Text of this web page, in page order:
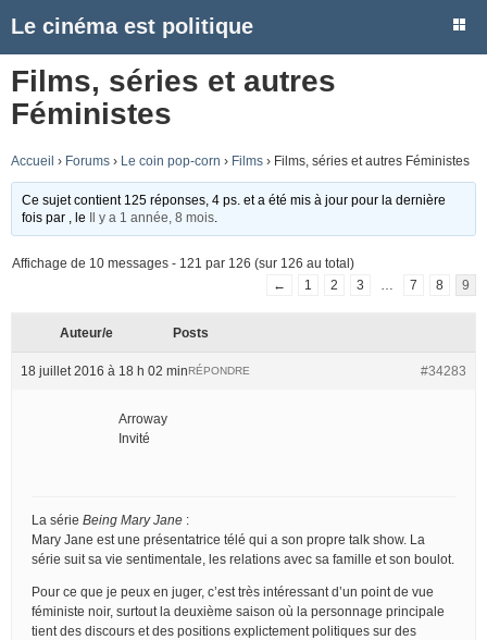
Le cinéma est politique
Films, séries et autres
Féministes
Accueil › Forums › Le coin pop-corn › Films › Films, séries et autres Féministes
Ce sujet contient 125 réponses, 4 ps. et a été mis à jour pour la dernière
fois par
, le Il y a 1 année, 8 mois
Affichage de 10 messages - 121 par 126 (sur 126 au total)
←
1 2 3 7 8 9
Auteur/e Posts
18 juillet 2016 à 18 h 02 min #34283
RÉPONDRE
Arroway
Invité
La série Being Mary Jane :
Mary Jane est une présentatrice télé qui a son propre talk show. La
série suit sa vie sentimentale, les relations avec sa famille et son boulot.
Pour ce que je peux en juger, c’est très intéressant d’un point de vue
féministe noir, surtout la deuxième saison où la personnage principale
tient des discours et des positions explictement politiques sur des